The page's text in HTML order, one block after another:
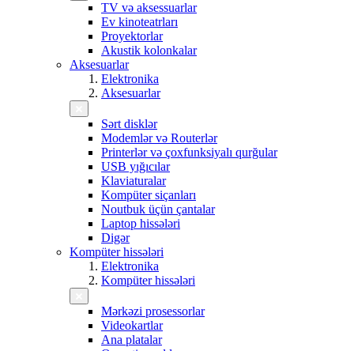
TV və aksessuarlar
Ev kinoteatrları
Proyektorlar
Akustik kolonkalar
Aksesuarlar
Elektronika
Aksesuarlar
Sərt disklər
Modemlər və Routerlər
Printerlər və çoxfunksiyalı qurğular
USB yığıcılar
Klaviaturalar
Kompüter siçanları
Noutbuk üçün çantalar
Laptop hissələri
Digər
Kompüter hissələri
Elektronika
Kompüter hissələri
Mərkəzi prosessorlar
Videokartlar
Ana platalar